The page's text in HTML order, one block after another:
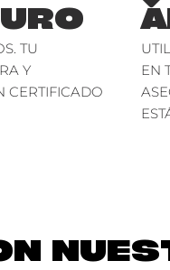
TU
Y
CERTIFICADO
EN